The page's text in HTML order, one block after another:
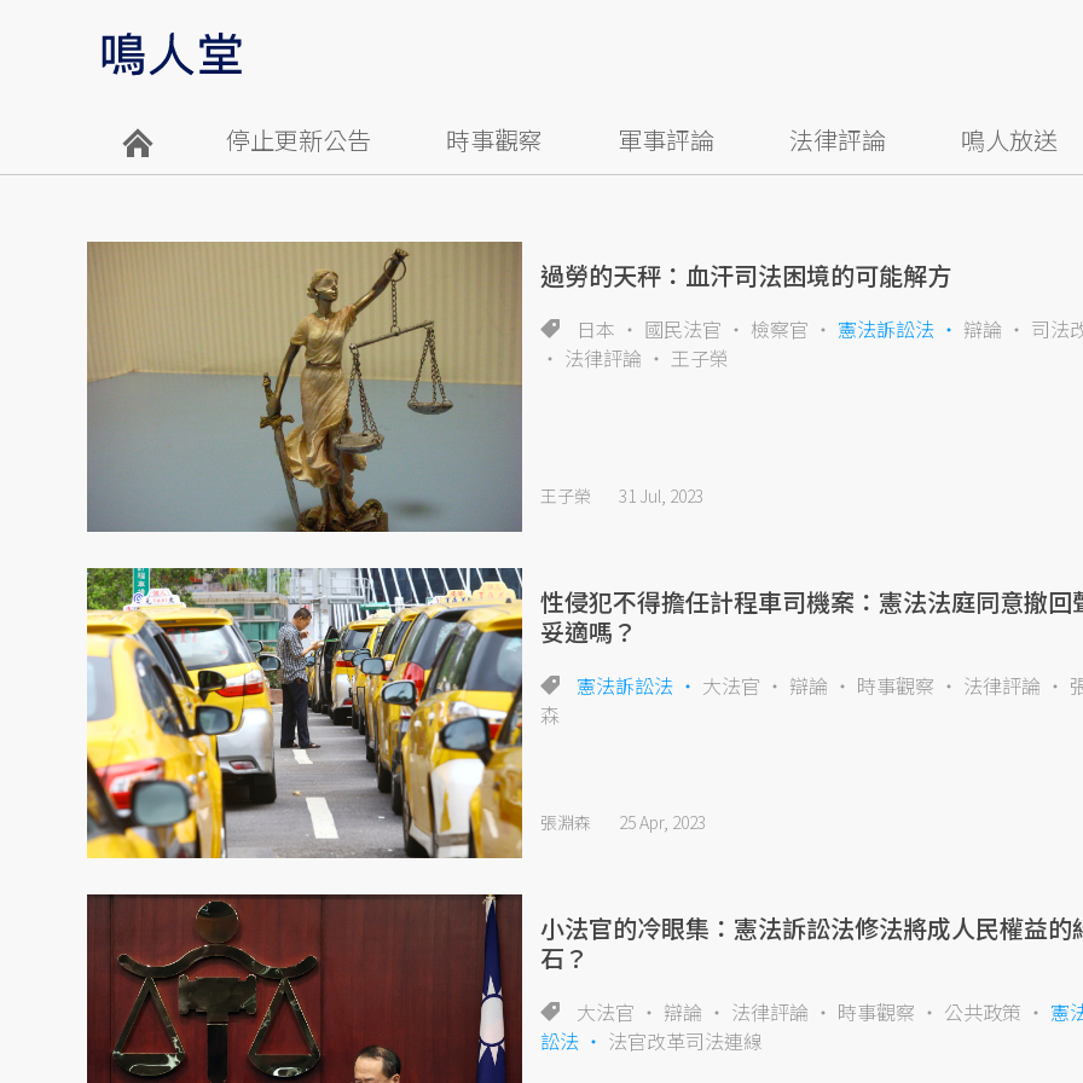
停止更新公告 時事觀察 軍事評論 法律評論 鳴人放送
過勞的天秤：血汗司法困境的可能解方
日本 國民法官 檢察官 憲法訴訟法 辯論
司法
法律評論
王子榮
王子榮 31 Jul, 2023
性侵犯不得擔任計程車司機案：憲法法庭同意撤回
妥適嗎？
憲法訴訟法 大法官 辯論 時事觀察 法律評論
森
張淵森 25 Apr, 2023
小法官的冷眼集：憲法訴訟法修法將成人民權益的
石？
大法官 辯論 法律評論 時事觀察 公共政策
憲
訟法
法官改革司法連線